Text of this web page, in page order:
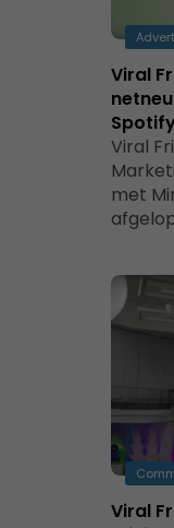
Viral
Viral
met
Viral